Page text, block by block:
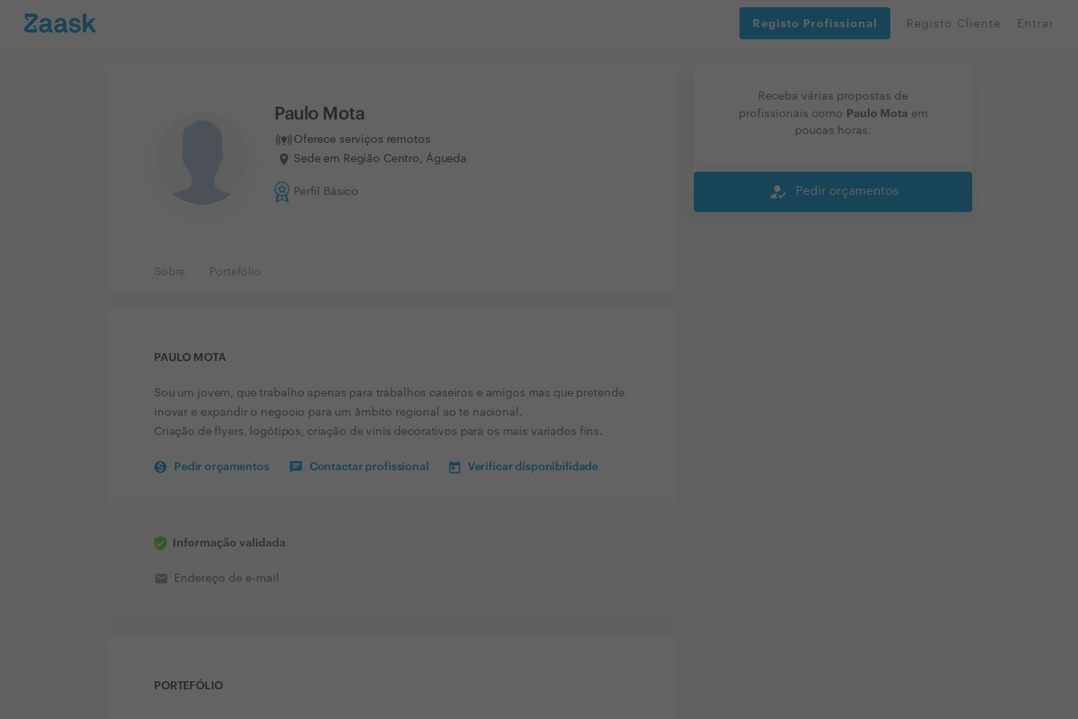
Registo Profissional Registo Cliente Entrar
Paulo Mota
Oferece serviços remotos
Sede em Região Centro, Águeda
Perfil Básico
Sobre Portefólio
PAULO MOTA
Sou um jovem, que trabalho apenas para trabalhos caseiros e amigos mas que pretende
inovar e expandir o negocio para um âmbito regional ao te nacional.
Criação de flyers, logótipos, criação de vinis decorativos para os mais variados fins.
Pedir orçamentos Contactar profissional Verificar disponibilidade
Informação validada
email Endereço de e-mail
PORTEFÓLIO
Receba várias propostas de
profissionais como Paulo Mota em
poucas horas.
how_to_reg Pedir orçamentos